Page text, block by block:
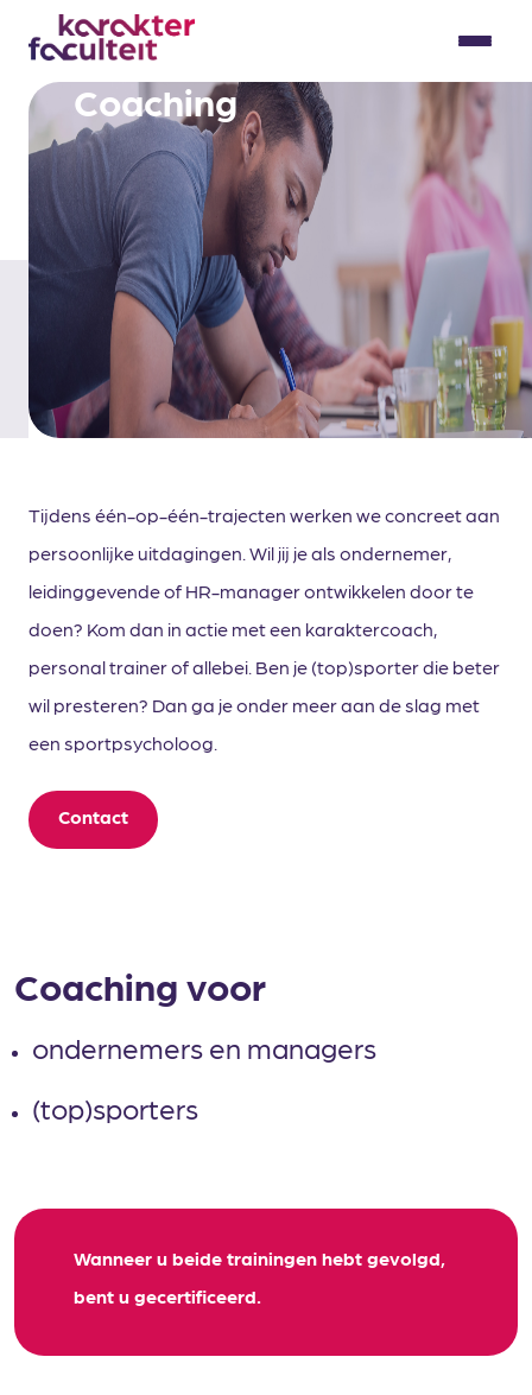
Menu
Coaching
Tijdens één-op-één-trajecten werken we concreet aan
persoonlijke uitdagingen. Wil jij je als ondernemer,
leidinggevende of HR-manager ontwikkelen door te
doen? Kom dan in actie met een karaktercoach,
personal trainer of allebei. Ben je (top)sporter die beter
wil presteren? Dan ga je onder meer aan de slag met
een sportpsycholoog.
Contact
Coaching voor
ondernemers en managers
(top)sporters
Wanneer u beide trainingen hebt gevolgd,
bent u gecertificeerd.